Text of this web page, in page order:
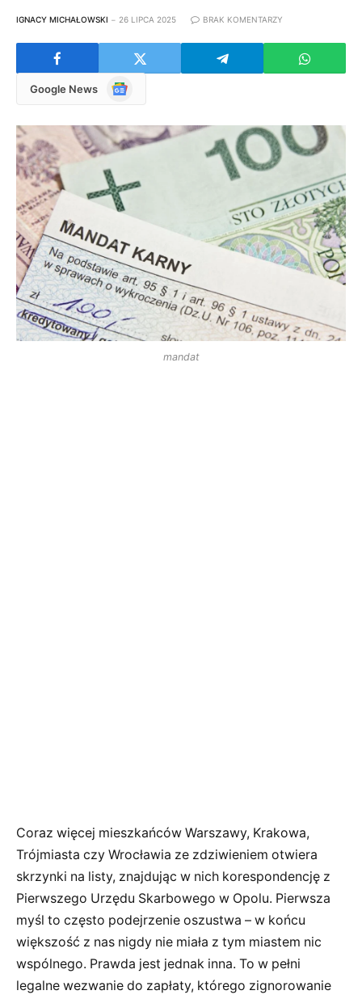
IGNACY MICHAŁOWSKI 26 LIPCA 2025 BRAK KOMENTARZY
Google News
Google
mandat
Coraz więcej mieszkańców Warszawy, Krakowa,
Trójmiasta czy Wrocławia ze zdziwieniem otwiera
skrzynki na listy, znajdując w nich korespondencję z
Pierwszego Urzędu Skarbowego w Opolu. Pierwsza
myśl to często podejrzenie oszustwa – w końcu
większość z nas nigdy nie miała z tym miastem nic
wspólnego. Prawda jest jednak inna. To w pełni
legalne wezwanie do zapłaty, którego zignorowanie